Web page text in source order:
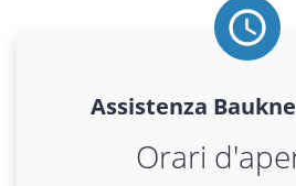
Assistenza
Orari